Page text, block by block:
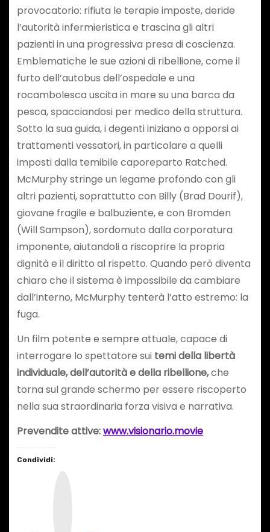
provocatorio: rifiuta le terapie imposte, deride
l’autorità infermieristica e trascina gli altri
pazienti in una progressiva presa di coscienza.
Emblematiche le sue azioni di ribellione, come il
furto dell’autobus dell’ospedale e una
rocambolesca uscita in mare su una barca da
pesca, spacciandosi per medico della struttura.
Sotto la sua guida, i degenti iniziano a opporsi ai
trattamenti vessatori, in particolare a quelli
imposti dalla temibile caporeparto Ratched.
McMurphy stringe un legame profondo con gli
altri pazienti, soprattutto con Billy (Brad Dourif),
giovane fragile e balbuziente, e con Bromden
(Will Sampson), sordomuto dalla corporatura
imponente, aiutandoli a riscoprire la propria
dignità e il diritto al rispetto. Quando però diventa
chiaro che il sistema è impossibile da cambiare
dall’interno, McMurphy tenterà l’atto estremo: la
fuga.
Un film potente e sempre attuale, capace di
interrogare lo spettatore sui temi della libertà
individuale, dell’autorità e della ribellione,che
torna sul grande schermo per essere riscoperto
nella sua straordinaria forza visiva e narrativa.
Prevendite attive:www.visionario.movie
Condividi: